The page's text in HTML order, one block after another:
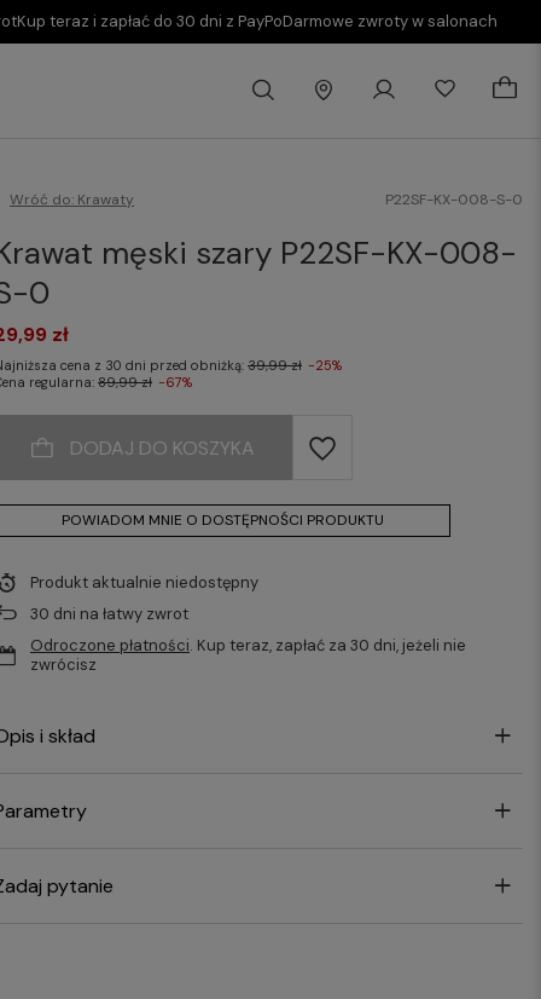
Kup teraz i zapłać do 30 dni z PayPoDarmowe zwroty w salonach
Wróć do: Krawaty P22SF-KX-008-S-0
męski szary P22SF-KX-008-
0
zł
cena z 30 dni przed obniżką:39,99 zł -25%
regularna:89,99 zł -67%
DODAJ DO KOSZYKA
POWIADOM MNIE O DOSTĘPNOŚCI PRODUKTU
Produkt aktualnie niedostępny
30 dni na łatwy zwrot
Odroczone płatności. Kup teraz, zapłać za 30 dni, jeżeli nie
zwrócisz
i skład
pytanie